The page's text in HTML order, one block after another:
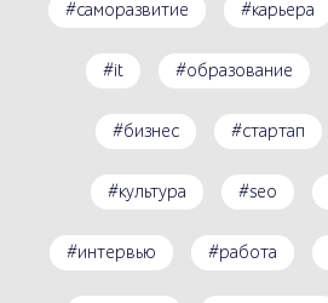
#саморазвитие #карьера
#it #образование
#бизнес #стартап
#культура #seo
#интервью #работа